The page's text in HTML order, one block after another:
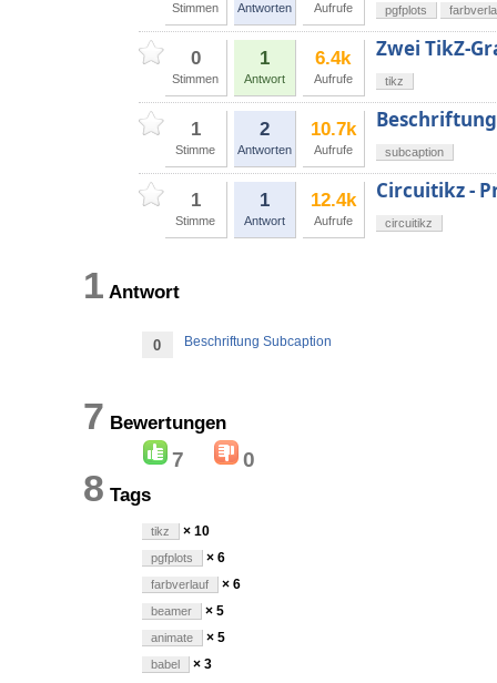
Stimmen Antworten Aufrufe pgfplots
0
Stimmen
1
Antwort
6.4k
Aufrufe
Zwei TikZ-
tikz
1
Stimme
2
Antworten
10.7k
Aufrufe subcaption
1
Stimme
1
Antwort
12.4k
Aufrufe
Circuitikz -
circuitikz
1 Antwort
0 Beschriftung Subcaption
7 Bewertungen
7 0
8 Tags
tikz × 10
pgfplots × 6
farbverlauf × 6
beamer × 5
animate × 5
babel × 3